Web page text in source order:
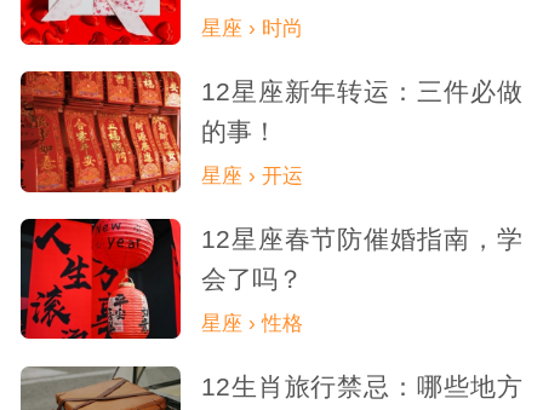
星座 › 时尚
12星座新年转运：三件必做
的事！
星座 › 开运
12星座春节防催婚指南，学
会了吗？
星座 › 性格
12生肖旅行禁忌：哪些地方